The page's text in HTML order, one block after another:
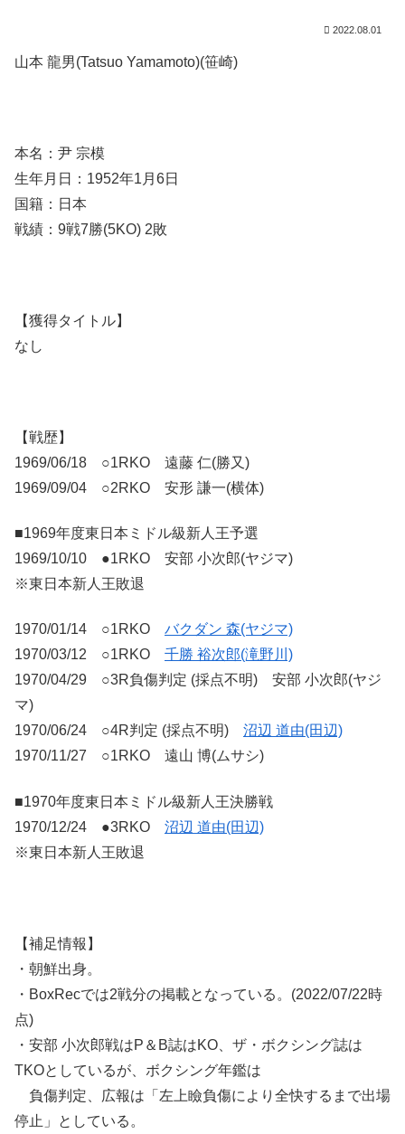
2022.08.01
山本 龍男(Tatsuo Yamamoto)(笹崎)
本名：尹 宗模
生年月日：1952年1月6日
国籍：日本
戦績：9戦7勝(5KO) 2敗
【獲得タイトル】
なし
【戦歴】
1969/06/18 ○1RKO 遠藤 仁(勝又)
1969/09/04 ○2RKO 安形 謙一(横体)
■1969年度東日本ミドル級新人王予選
1969/10/10 ●1RKO 安部 小次郎(ヤジマ)
※東日本新人王敗退
1970/01/14 ○1RKO バクダン 森(ヤジマ)
1970/03/12 ○1RKO 千勝 裕次郎(滝野川)
1970/04/29 ○3R負傷判定 (採点不明) 安部 小次郎(ヤジ
マ)
1970/06/24 ○4R判定 (採点不明) 沼辺 道由(田辺)
1970/11/27 ○1RKO 遠山 博(ムサシ)
■1970年度東日本ミドル級新人王決勝戦
1970/12/24 ●3RKO 沼辺 道由(田辺)
※東日本新人王敗退
【補足情報】
・朝鮮出身。
・BoxRecでは2戦分の掲載となっている。(2022/07/22時
点)
・安部 小次郎戦はP＆B誌はKO、ザ・ボクシング誌は
TKOとしているが、ボクシング年鑑は
負傷判定、広報は「左上瞼負傷により全快するまで出場
停止」としている。